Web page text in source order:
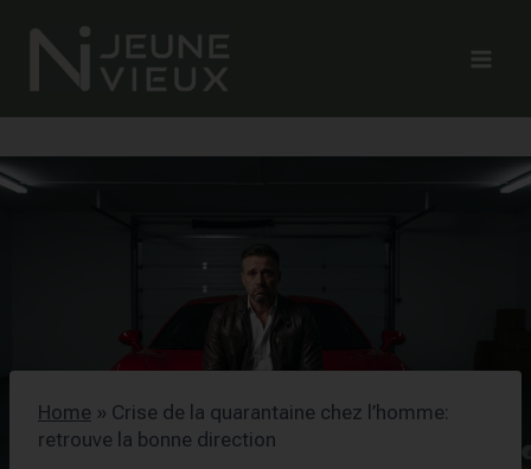
contenu
Home » Crise de la quarantaine chez l’homme:
retrouve la bonne direction